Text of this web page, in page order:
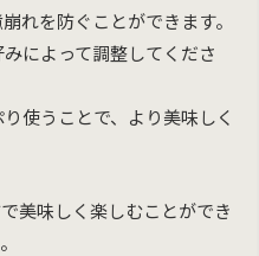
れを防ぐことができます。
によって調整してくださ
使うことで、より美味しく
美味しく楽しむことができ